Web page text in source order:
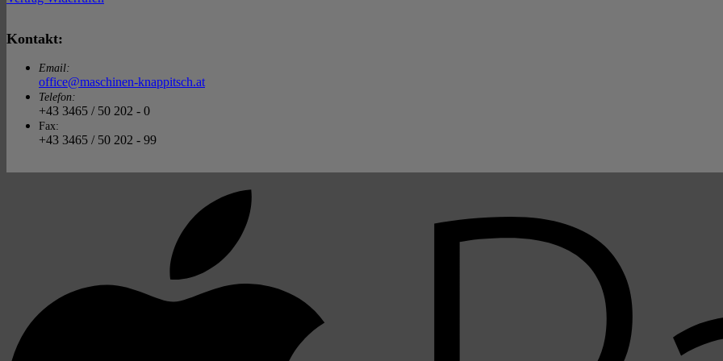
Kontakt:
Email:
office@maschinen-knappitsch.at
Telefon:
+43 3465 / 50 202 - 0
Fax:
+43 3465 / 50 202 - 99